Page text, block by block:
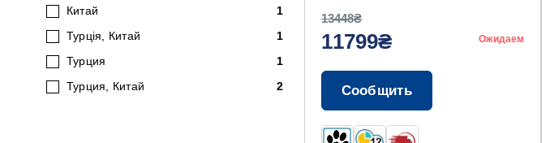
Китай
1
Турція, Китай
1
Турция
1
Турция, Китай
2
13448₴
11799₴ Ожидаем
Сообщить